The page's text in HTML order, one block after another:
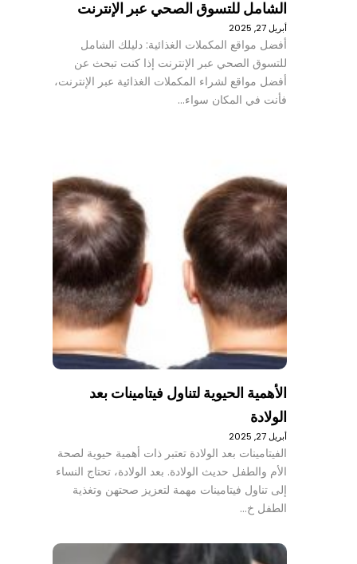
الشامل للتسوق الصحي عبر الإنترنت
أبريل 27, 2025
أفضل مواقع المكملات الغذائية: دليلك الشامل
للتسوق الصحي عبر الإنترنت إذا كنت تبحث عن
أفضل مواقع لشراء المكملات الغذائية عبر الإنترنت،
فأنت في المكان سواء…
الأهمية الحيوية لتناول فيتامينات بعد
الولادة
أبريل 27, 2025
الفيتامينات بعد الولادة تعتبر ذات أهمية حيوية لصحة
الأم والطفل حديث الولادة. بعد الولادة، تحتاج النساء
إلى تناول فيتامينات مهمة لتعزيز صحتهن وتغذية
الطفل خ…